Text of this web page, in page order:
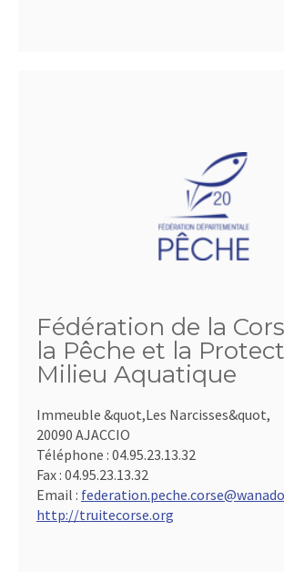
Fédération de la
la Pêche et la
Milieu Aquatique
Immeuble &quot,Les Narcisses&quot,
20090 AJACCIO
Téléphone : 04.95.23.13.32
Fax : 04.95.23.13.32
Email :
http://truitecorse.org